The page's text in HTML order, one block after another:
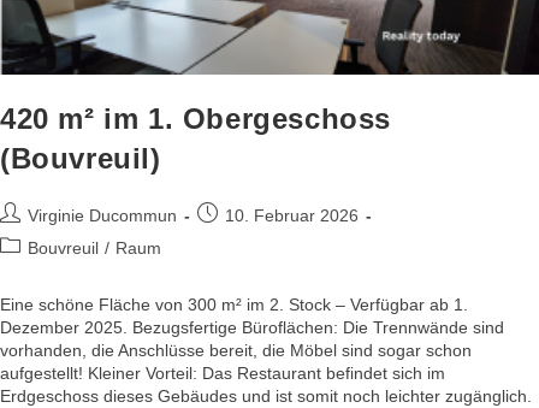
420 m² im 1. Obergeschoss
(Bouvreuil)
Virginie Ducommun
10. Februar 2026
Bouvreuil / Raum
Eine schöne Fläche von 300 m² im 2. Stock – Verfügbar ab 1.
Dezember 2025. Bezugsfertige Büroflächen: Die Trennwände sind
vorhanden, die Anschlüsse bereit, die Möbel sind sogar schon
aufgestellt! Kleiner Vorteil: Das Restaurant befindet sich im
Erdgeschoss dieses Gebäudes und ist somit noch leichter zugänglich.